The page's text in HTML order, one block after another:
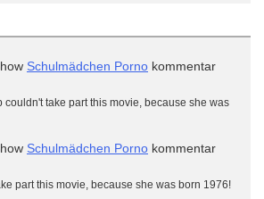
Schulmädchen Porno kommentar
couldn't take part this movie, because she was
Schulmädchen Porno kommentar
part this movie, because she was born 1976!